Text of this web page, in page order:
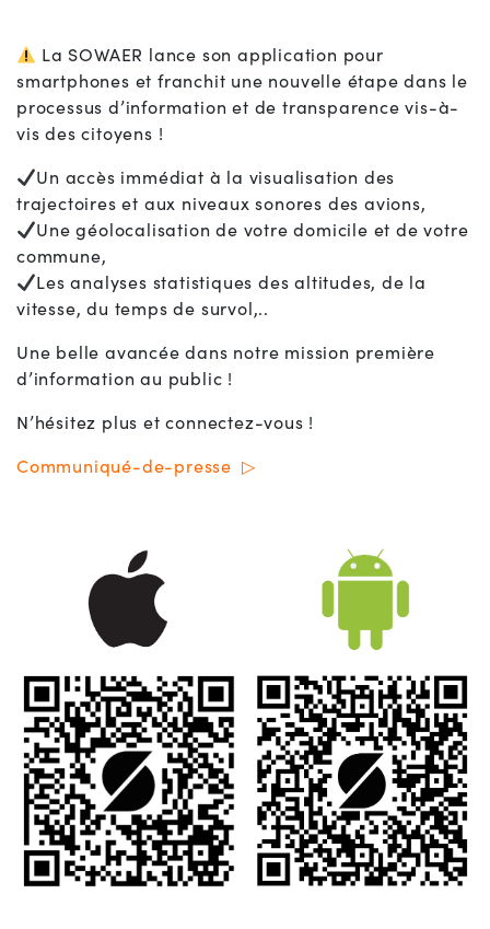
La SOWAER lance son application pour
smartphones et franchit une nouvelle étape dans le
processus d’information et de transparence vis-à-
vis des citoyens !
Un accès immédiat à la visualisation des
trajectoires et aux niveaux sonores des avions,
Une géolocalisation de votre domicile et de votre
commune,
Les analyses statistiques des altitudes, de la
vitesse, du temps de survol,..
Une belle avancée dans notre mission première
d’information au public !
N’hésitez plus et connectez-vous !
Communiqué-de-presse